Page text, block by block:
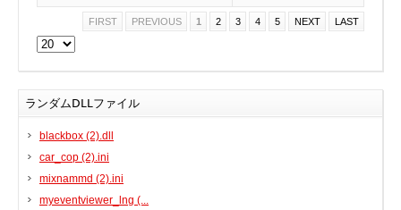
ドライバのカテゴリー
BIOS
Bluetooth
カードリーダー
ファームウェア
グラフィックカード
FIRST PREVIOUS 1 2 3 4 5 NEXT LAST
ランダムDLLファイル
blackbox (2).dll
car_cop (2).ini
mixnammd (2).ini
myeventviewer_lng (...